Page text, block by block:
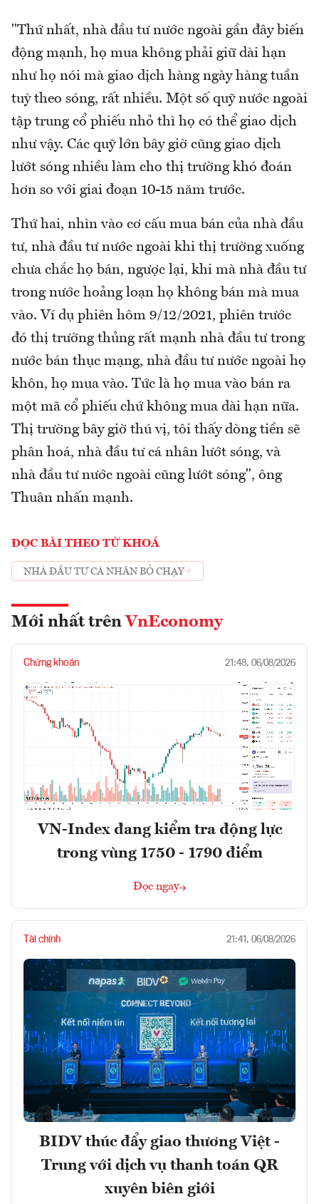
"Thứ nhất, nhà đầu tư nước ngoài gần đây biến
động mạnh, họ mua không phải giữ dài hạn
như họ nói mà giao dịch hàng ngày hàng tuần
tuỳ theo sóng, rất nhiều. Một số quỹ nước ngoài
tập trung cổ phiếu nhỏ thì họ có thể giao dịch
như vậy. Các quỹ lớn bây giờ cũng giao dịch
lướt sóng nhiều làm cho thị trường khó đoán
hơn so với giai đoạn 10-15 năm trước.
Thứ hai, nhìn vào cơ cấu mua bán của nhà đầu
tư, nhà đầu tư nước ngoài khi thị trường xuống
chưa chắc họ bán, ngược lại, khi mà nhà đầu tư
trong nước hoảng loạn họ không bán mà mua
vào. Ví dụ phiên hôm 9/12/2021, phiên trước
đó thị trường thủng rất mạnh nhà đầu tư trong
nước bán thục mạng, nhà đầu tư nước ngoài họ
khôn, họ mua vào. Tức là họ mua vào bán ra
một mã cổ phiếu chứ không mua dài hạn nữa.
Thị trường bây giờ thú vị, tôi thấy dòng tiền sẽ
phân hoá, nhà đầu tư cá nhân lướt sóng, và
nhà đầu tư nước ngoài cũng lướt sóng", ông
Thuân nhấn mạnh.
ĐỌC BÀI THEO TỪ KHOÁ
NHÀ ĐẦU TƯ CÁ NHÂN BỎ CHẠY
Mới nhất trên VnEconomy
Chứng khoán 21:48, 06/08/2026
VN-Index đang kiểm tra động lực
trong vùng 1750 - 1790 điểm
Đọc ngay
Tài chính 21:41, 06/08/2026
BIDV thúc đẩy giao thương Việt -
Trung với dịch vụ thanh toán QR
xuyên biên giới